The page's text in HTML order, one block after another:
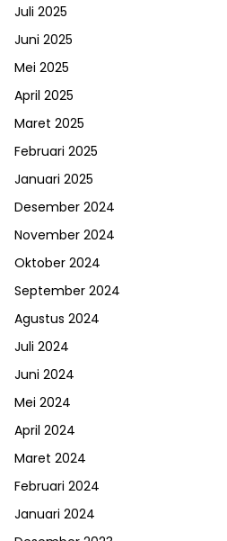
Juli 2025
Juni 2025
Mei 2025
April 2025
Maret 2025
Februari 2025
Januari 2025
Desember 2024
November 2024
Oktober 2024
September 2024
Agustus 2024
Juli 2024
Juni 2024
Mei 2024
April 2024
Maret 2024
Februari 2024
Januari 2024